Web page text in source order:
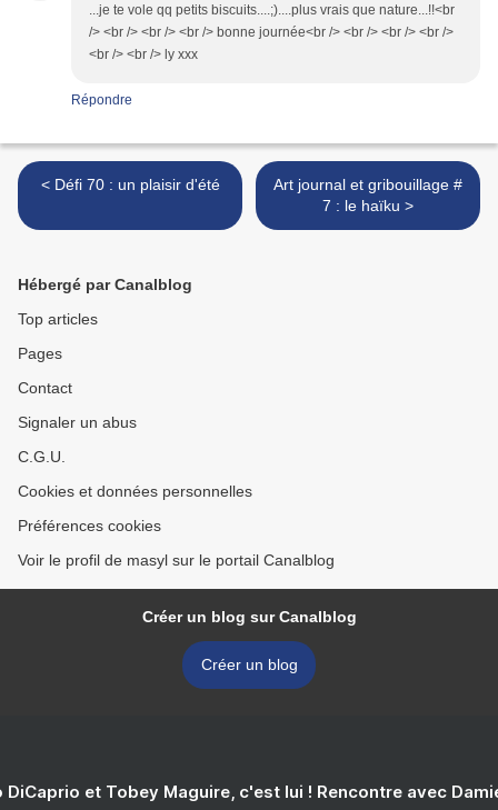
...je te vole qq petits biscuits....;)....plus vrais que nature...!!<br
/> <br /> <br /> <br /> bonne journée<br /> <br /> <br /> <br />
<br /> <br /> ly xxx
Répondre
< Défi 70 : un plaisir d'été
Art journal et gribouillage #
7 : le haïku >
Hébergé par Canalblog
Top articles
Pages
Contact
Signaler un abus
C.G.U.
Cookies et données personnelles
Préférences cookies
Voir le profil de masyl sur le portail Canalblog
Créer un blog sur Canalblog
Créer un blog
DiCaprio et Tobey Maguire, c'est lui ! Rencontre avec